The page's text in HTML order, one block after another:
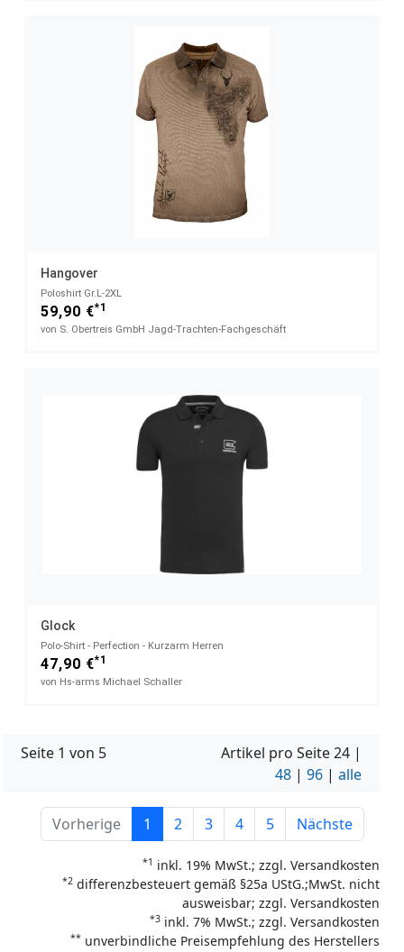
Hangover
Poloshirt Gr.L-2XL
59,90 €*1
von S. Obertreis GmbH Jagd-Trachten-Fachgeschäft
Glock
Polo-Shirt - Perfection - Kurzarm Herren
47,90 €*1
von Hs-arms Michael Schaller
Seite 1 von 5 Artikel pro Seite24 |
48 | 96 | alle
Vorherige 1 2 3 4 5 Nächste
*1 inkl. 19% MwSt.; zzgl. Versandkosten
*2 differenzbesteuert gemäß §25a UStG.;MwSt. nicht
ausweisbar; zzgl. Versandkosten
*3 inkl. 7% MwSt.; zzgl. Versandkosten
** unverbindliche Preisempfehlung des Herstellers